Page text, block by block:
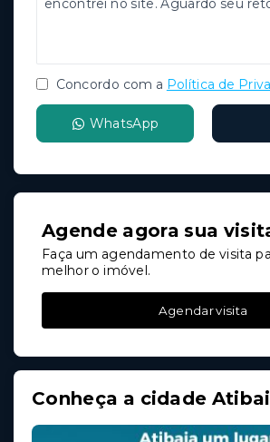
Concordo com a Política de
WhatsApp
Agende agora sua
Faça um agendamento de visita
melhor o imóvel.
Agendar visita
Conheça a cidade